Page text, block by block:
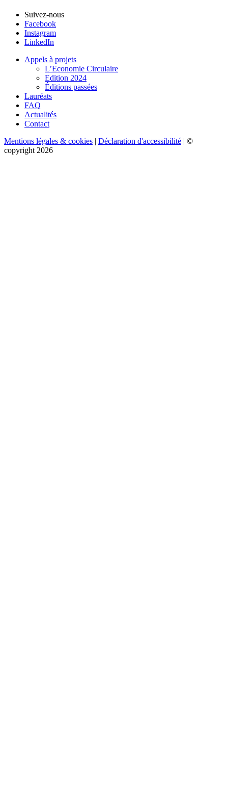
Suivez-nous
Facebook
Instagram
LinkedIn
Appels à projets
L’Economie Circulaire
Edition 2024
Éditions passées
Lauréats
FAQ
Actualités
Contact
Mentions légales & cookies | Déclaration d'accessibilité | ©
copyright 2026